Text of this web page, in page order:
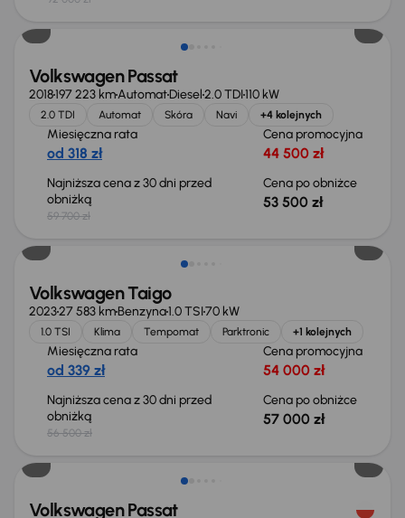
Taniej o 6 200 zł
Volkswagen Passat
2018197 223 kmAutomatDiesel2.0 TDI110 kW
2.0 TDI Automat Skóra Navi +4 kolejnych
Miesięczna rata
od 318 zł
Cena promocyjna
44 500 zł
Najniższa cena z 30 dni przed
obniżką
59 700 zł
Cena po obniżce
53 500 zł
Volkswagen Taigo
202327 583 kmBenzyna1.0 TSI70 kW
1.0 TSI Klima Tempomat Parktronic +1 kolejnych
Miesięczna rata
od 339 zł
Cena promocyjna
54 000 zł
Najniższa cena z 30 dni przed
obniżką
56 500 zł
Cena po obniżce
57 000 zł
Taniej o 1 000 zł
Volkswagen Passat